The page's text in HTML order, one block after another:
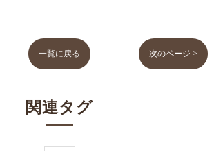
一覧に戻る 次のページ >
関連タグ